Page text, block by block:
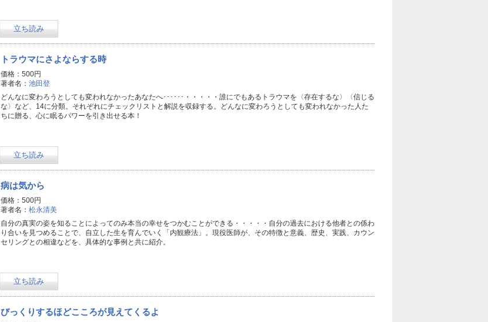
立ち読み
トラウマにさよならする時
価格：500円
著者名： 池田登
どんなに変わろうとしても変われなかったあなたへ･･････・・・・・誰にでもあるトラウマを〈存在するな〉〈信じる
な〉など、14に分類。それぞれにチェックリストと解説を収録する。どんなに変わろうとしても変われなかった人た
ちに贈る、心に眠るパワーを引き出せる本！
立ち読み
病は気から
価格：500円
著者名： 松永清美
自分の真実の姿を知ることによってのみ本当の幸せをつかむことができる・・・・・自分の過去における他者との係わ
り合いを見つめることで、自立した生を育んでいく「内観療法」。現役医師が、その特徴と意義、歴史、実践、カウン
セリングとの相違などを、具体的な事例と共に紹介。
立ち読み
びっくりするほどこころが見えてくるよ